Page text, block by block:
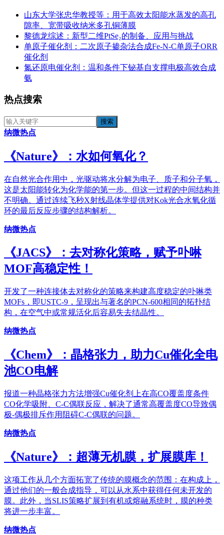
山东大学张忠华教授等：用于高效太阳能水蒸发的高孔
隙率、宽带吸收纳米多孔铜薄膜
黎德龙综述：新型二维PtSe₂的制备、应用与挑战
单原子催化剂：二次原子掺杂法合成Fe-N-C单原子ORR
催化剂
氮还原电催化剂：温和条件下铋基自支撑电极高效合成
氨
热点搜索
纳微热点
《​Nature》：水如何氧化？
在自然光合作用中，光驱动将水分解为电子、质子和分子氧，
这是太阳能转化为化学能的第一步。但这一过程的中间结构并
不明确。通过连续飞秒X射线晶体学提供对Kok光合水氧化循
环的最后反应步骤的结构解析。
纳微热点
《JACS》：去对称化策略，赋予卟啉
MOF高稳定性！
开发了一种连接体去对称化的策略来构建高度稳定的卟啉类
MOFs，即USTC-9，呈现出与著名的PCN-600相同的拓扑结
构，在空气中或常规活化后容易失去结晶性。
纳微热点
《Chem》：晶格张力，助力Cu催化全电
池CO电解
报道一种晶格张力方法增强Cu催化剂上在高CO覆盖度条件
CO化学吸附、C-C偶联反应，解决了通常高覆盖度CO导致偶
极-偶极排斥作用阻碍C-C偶联的问题。
纳微热点
《Nature》：超薄无机膜，扩展膜库！
这项工作从几个方面拓宽了传统的膜概念的范围：在构成上，
通过他们的一般合成指导，可以从水系中获得任何未开发的
膜。此外，当SLIS策略扩展到有机或熔融系统时，膜的种类
将进一步丰富。
纳微热点